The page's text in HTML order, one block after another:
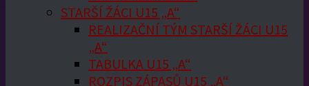
STARŠÍ ŽÁCI U15 „A“
REALIZAČNÍ TÝM STARŠÍ ŽÁCI U15
„A“
TABULKA U15 „A“
ROZPIS ZÁPASŮ U15 „A“